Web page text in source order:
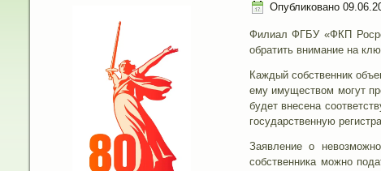
Опубликовано
Филиал ФГБУ «ФКП
обратить внимание на
Каждый собственник
ему имуществом могут
будет внесена
государственную
Заявление о
собственника можно